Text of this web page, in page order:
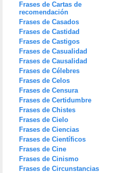
Frases de Cartas de
recomendación
Frases de Casados
Frases de Castidad
Frases de Castigos
Frases de Casualidad
Frases de Causalidad
Frases de Célebres
Frases de Celos
Frases de Censura
Frases de Certidumbre
Frases de Chistes
Frases de Cielo
Frases de Ciencias
Frases de Científicos
Frases de Cine
Frases de Cinismo
Frases de Circunstancias